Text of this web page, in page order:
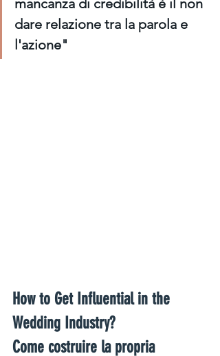
mancanza di credibilità è il non
dare relazione tra la parola e
l'azione"
How to Get Influential in the
Wedding Industry?
Come costruire la propria